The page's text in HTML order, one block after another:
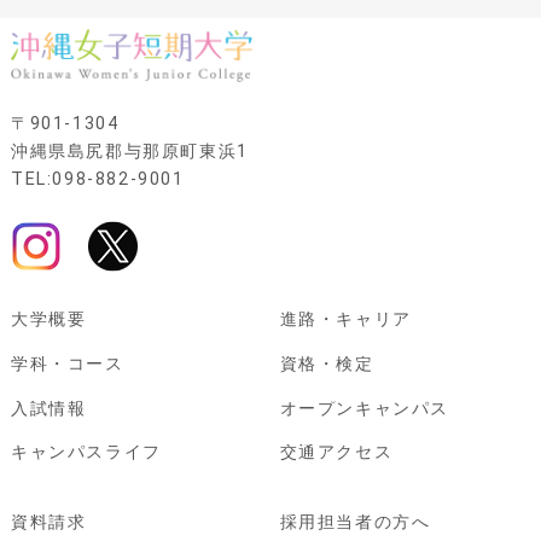
〒901-1304
沖縄県島尻郡与那原町東浜1
TEL:098-882-9001
大学概要
学科・コース
入試情報
キャンパスライフ
進路・キャリア
資格・検定
オープンキャンパス
交通アクセス
資料請求 採用担当者の方へ